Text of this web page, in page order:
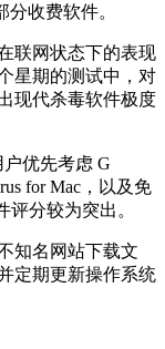
收费软件。
联网状态下的表现
星期的测试中，对
现代杀毒软件极度
优先考虑 G
for Mac，以及免
评分较为突出。
知名网站下载文
定期更新操作系统